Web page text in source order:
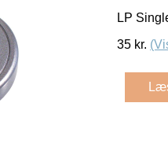
LP
35 kr.